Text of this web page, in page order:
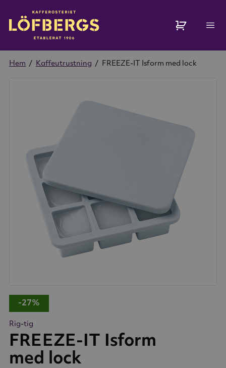
Hem / Kaffeutrustning / FREEZE-IT Isform med lock
-27%
Rig-tig
FREEZE-IT Isform
med lock